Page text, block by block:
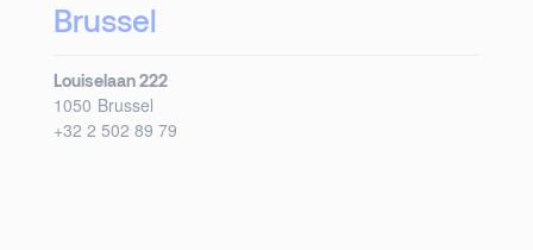
Brussel
Louiselaan 222
1050 Brussel
+32 2 502 89 79